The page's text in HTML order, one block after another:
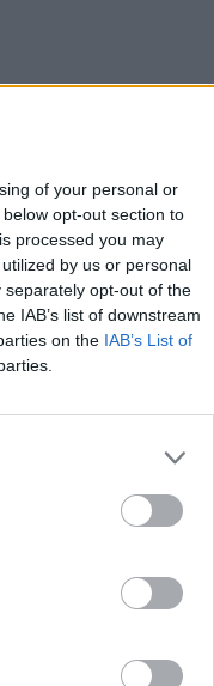
of your personal or
opt-out section to
processed you may
by us or personal
opt-out of the
IAB’s list of downstream
on the IAB’s List of